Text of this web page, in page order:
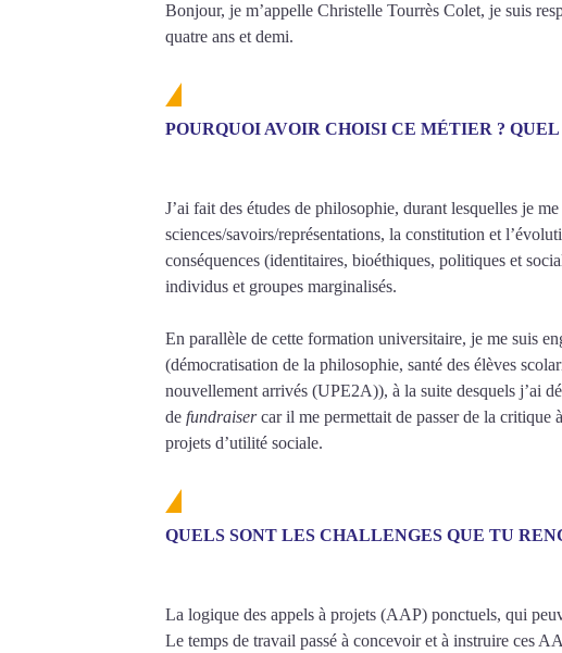
Bonjour, je m’appelle Christelle Tourrès Colet, je suis
quatre ans et demi.
POURQUOI AVOIR CHOISI CE MÉTIER ? QUEL
J’ai fait des études de philosophie, durant lesquelles je
sciences/savoirs/représentations, la constitution et
conséquences (identitaires, bioéthiques, politiques et
individus et groupes marginalisés.
En parallèle de cette formation universitaire, je me suis
(démocratisation de la philosophie, santé des élèves
nouvellement arrivés (UPE2A)), à la suite desquels j’ai
de fundraisercar il me permettait de passer de la critique
projets d’utilité sociale.
QUELS SONT LES CHALLENGES QUE TU
La logique des appels à projets (AAP) ponctuels, qui
Le temps de travail passé à concevoir et à instruire ces